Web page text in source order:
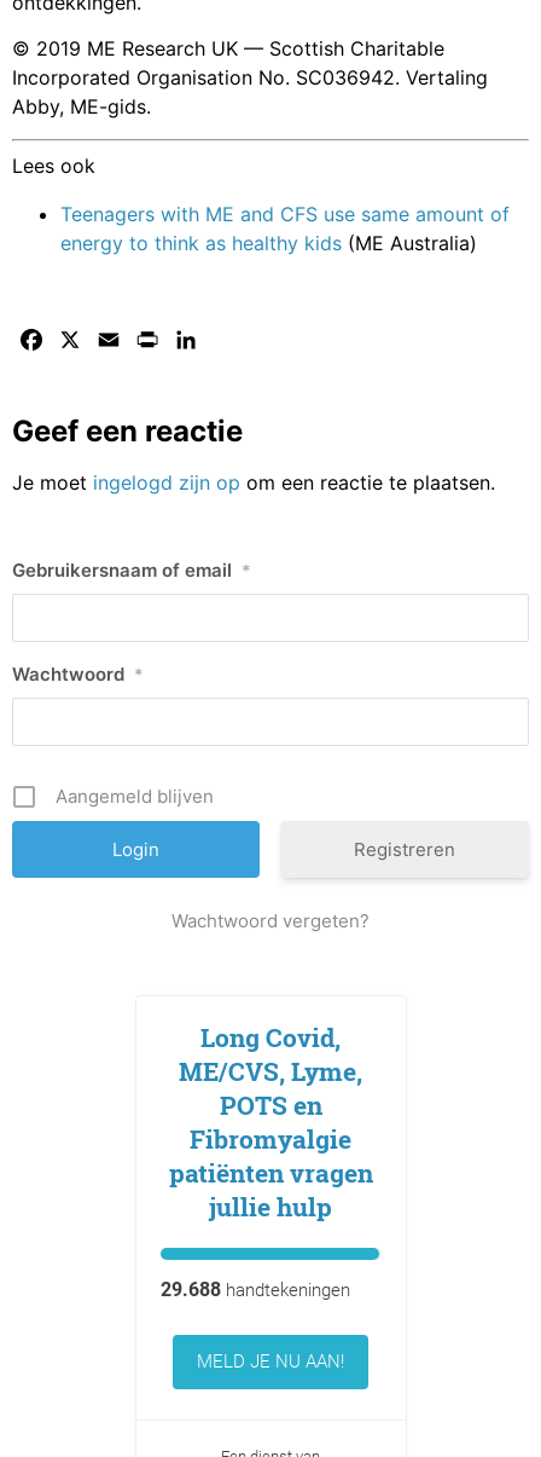
© 2019 ME Research UK — Scottish Charitable
Incorporated Organisation No. SC036942. Vertaling
Abby, ME-gids.
Lees ook
Teenagers with ME and CFS use same amount of
energy to think as healthy kids (ME Australia)
Facebook Email Print
Geef een reactie
Je moet ingelogd zijn op om een reactie te plaatsen.
Gebruikersnaam of email *
Wachtwoord *
Aangemeld blijven
Registreren
Wachtwoord vergeten?
Long Covid,
ME/CVS, Lyme,
POTS en
Fibromyalgie
patiënten vragen
jullie hulp
29.688handtekeningen
MELD JE NU AAN!